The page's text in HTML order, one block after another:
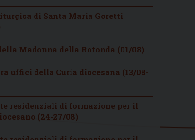
di Santa Maria Goretti
Madonna della Rotonda (01/08)
uffici della Curia diocesana (13/08-
residenziali di formazione per il
(24-27/08)